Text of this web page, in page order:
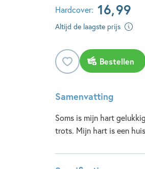
Hardcover: 16,99
Altijd de laagste prijs
Bestellen
Samenvatting
Soms is mijn hart
trots. Mijn hart is een